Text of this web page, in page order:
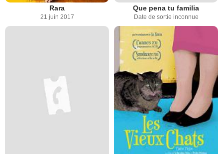
Rara
21 juin 2017
Que pena tu familia
Date de sortie inconnue